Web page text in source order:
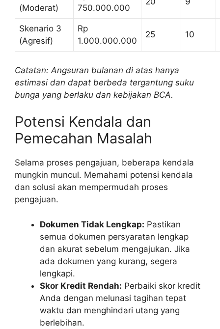
(Moderat)
750.000.000
Skenario 3
(Agresif)
Rp
1.000.000.000
25 10
Catatan: Angsuran bulanan di atas hanya
estimasi dan dapat berbeda tergantung suku
bunga yang berlaku dan kebijakan BCA.
Potensi Kendala dan
Pemecahan Masalah
Selama proses pengajuan, beberapa kendala
mungkin muncul. Memahami potensi kendala
dan solusi akan mempermudah proses
pengajuan.
Dokumen Tidak Lengkap: Pastikan
semua dokumen persyaratan lengkap
dan akurat sebelum mengajukan. Jika
ada dokumen yang kurang, segera
lengkapi.
Skor Kredit Rendah: Perbaiki skor kredit
Anda dengan melunasi tagihan tepat
waktu dan menghindari utang yang
berlebihan.